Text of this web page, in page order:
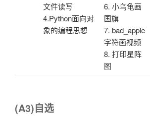
文件读写
4.Python面向对
象的编程思想
6. 小乌龟画
国旗
7. bad_apple
字符画视频
8. 打印星阵
图
(A3)自选